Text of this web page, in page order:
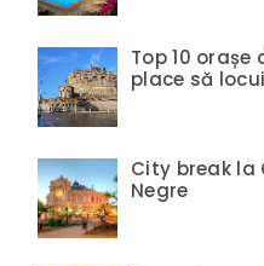
Top 10
place să
City break la
Negre